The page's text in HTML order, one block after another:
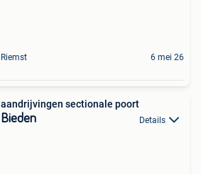
Riemst 6 mei 26
aandrijvingen sectionale poort
Bieden Details